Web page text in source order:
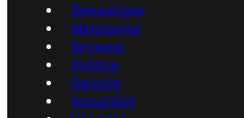
Tamaulipas
Matamoros
Reynosa
Política
Opinión
Seguridad